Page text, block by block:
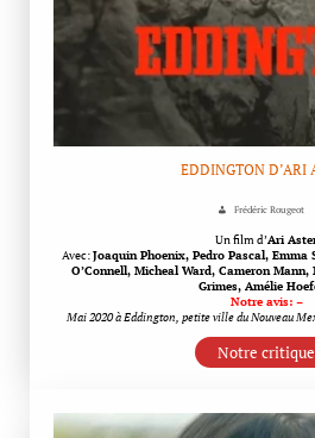
EDDINGTON D’ARI
Frédéric Rougeot
Un film d’Ari
Avec:Joaquin Phoenix, Pedro Pascal,
O’Connell, Micheal Ward, Cameron
Grimes, Amélie
Notre avis: –
Mai 2020 à Eddington, petite ville du Nouveau
Notre critique